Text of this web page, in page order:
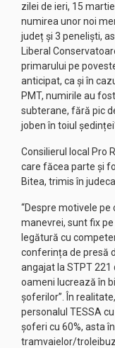
zilei de ieri, 15
numirea unor noi
județ și 3 peneliști,
Liberal
primarului pe
anticipat, ca și în
PMT, numirile au
subterane, fără pic
joben în toiul
Consilierul local Pro
care făcea parte și
Bitea, trimis în
“Despre motivele
manevrei, sunt fix
legătură cu
conferința de presă
angajat la STPT
oameni lucrează în
șoferilor”. În
personalul TESSA
șoferi cu 60%, asta
tramvaielor/